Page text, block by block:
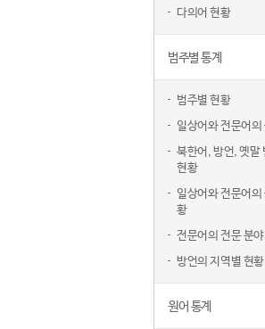
다의어 현황
범주별 통계
범주별 현황
일상어와 전문어의
북한어, 방언, 옛말
현황
일상어와 전문어의
황
전문어의 전문 분
방언의 지역별 현황
원어 통계